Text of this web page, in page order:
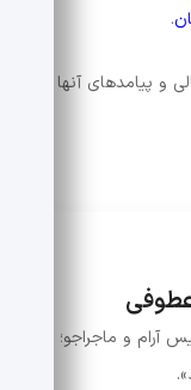
.
و پیامدهای آنها
آرام و ماجراجو؛